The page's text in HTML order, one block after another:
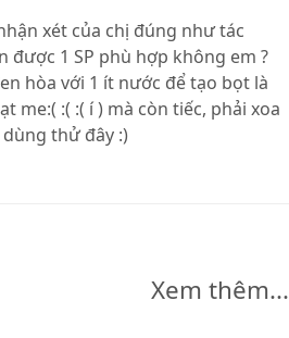
xét của chị đúng như tác
được 1 SP phù hợp không em ?
hòa với 1 ít nước để tạo bọt là
me:( :( :( í ) mà còn tiếc, phải xoa
thử đây :)
Xem thêm...